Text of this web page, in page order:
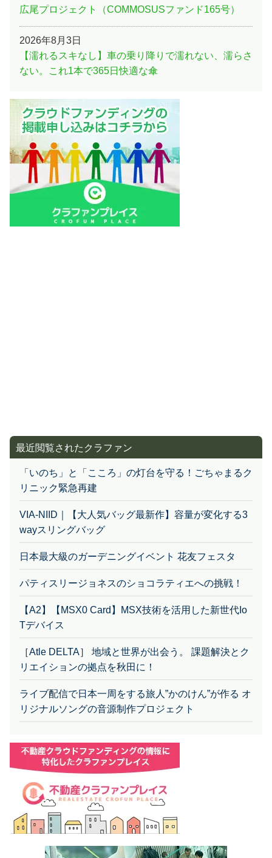
広尾プロジェクト（COMMOSUSファンド165号）
2026年8月3日
【濡れるスキなし】車の乗り降りで濡れない、濡らさ
ない。これ1本で365日快適な傘
最近閲覧されたクラファン
「いのち」と「こころ」の灯台を守る！ごちゃまるク
リニック緊急再建
VIA-NIID｜【大人気バッグ最新作】容量が変化する3
wayスリングバッグ
日本最大級のガーデニングイベント 花友フェスタ
パティスリージョネスのショコラティエへの挑戦！
【A2】【MSX0 Card】MSX技術を活用した新世代Io
Tデバイス
［Atle DELTA］ 地域と世界が出会う。 課題解決とク
リエイションの拠点を秋田に！
ライブ配信で日本一周をする旅人”かのけん”が作る オ
リジナルソングの音源制作プロジェクト